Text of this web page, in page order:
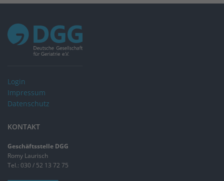
Login
Impressum
Datenschutz
KONTAKT
Geschäftsstelle DGG
Romy Laurisch
Tel.: 030 / 52 13 72 75